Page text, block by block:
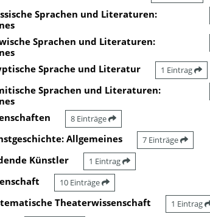
Sprachen und Literaturen:
Sprachen und Literaturen:
Sprache und Literatur 1 Eintrag
Sprachen und Literaturen:
8 Einträge
Allgemeines 7 Einträge
Künstler 1 Eintrag
10 Einträge
Theaterwissenschaft 1 Eintrag